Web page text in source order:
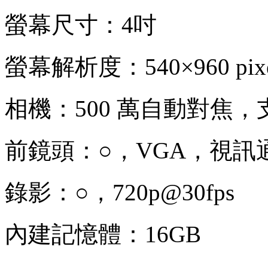
螢幕尺寸：4吋
螢幕解析度：540×960
相機：500 萬自動對焦，
前鏡頭：○，VGA，視訊
錄影：○，720p@30fps
內建記憶體：16GB